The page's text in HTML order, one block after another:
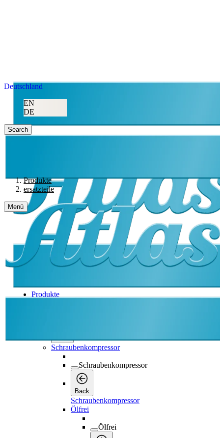
Deutschland
EN
DE
Search
Produkte
ersatzteile
Menü
Produkte
Back
Schraubenkompressor
Schraubenkompressor
Back
Schraubenkompressor
Ölfrei
Ölfrei